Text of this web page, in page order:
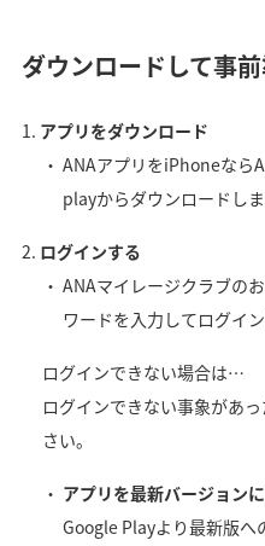
ダウンロードして事
アプリをダウンロード
ANAアプリをiPhoneなら
playからダウンロードしま
ログインする
ANAマイレージクラブの
ワードを入力してログイ
ログインできない場合は…
ログインできない事象があ
さい。
アプリを最新バージョン
Google Playより最新版へ